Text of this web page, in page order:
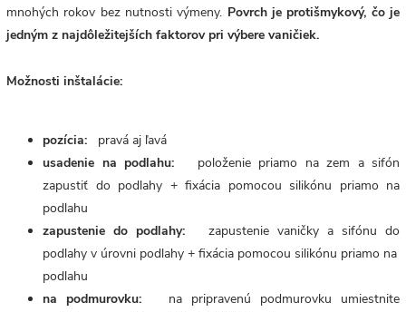
mnohých rokov bez nutnosti výmeny. Povrch je protišmykový, čo je
jedným z najdôležitejších faktorov pri výbere vaničiek.
Možnosti inštalácie:
pozícia:
pravá aj ľavá
usadenie na podlahu:
položenie priamo na zem a sifón
zapustiť do podlahy + fixácia pomocou silikónu priamo na
podlahu
zapustenie do podlahy:
zapustenie vaničky a sifónu do
podlahy v úrovni podlahy + fixácia pomocou silikónu priamo na
podlahu
na podmurovku:
na pripravenú podmurovku umiestnite